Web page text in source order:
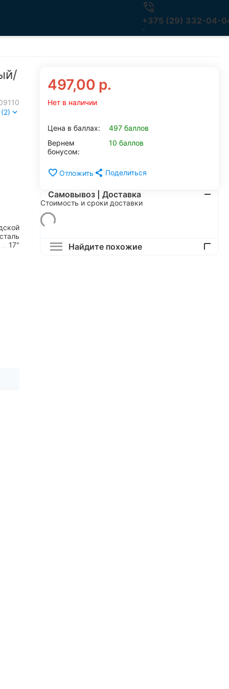
+375 (29) 332-04-
сталь
17"
497,00 р.
Нет в наличии
Цена в баллах:
497 баллов
Вернем
бонусом:
10 баллов
Отложить Поделиться
Самовывоз | Доставка
Стоимость и сроки доставки
Найдите похожие